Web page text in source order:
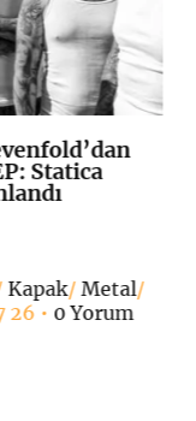
+Statica
Kapak/Metal/
26 • 0 Yorum